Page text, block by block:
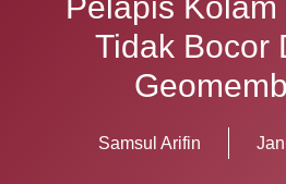
Tidak Bocor
Samsul Arifin